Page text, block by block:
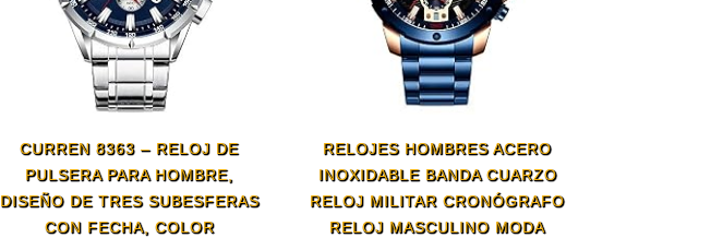
CURREN 8363 – RELOJ DE
PULSERA PARA HOMBRE,
DISEÑO DE TRES SUBESFERAS
CON FECHA, COLOR
RELOJES HOMBRES ACERO
INOXIDABLE BANDA CUARZO
RELOJ MILITAR CRONÓGRAFO
RELOJ MASCULINO MODA